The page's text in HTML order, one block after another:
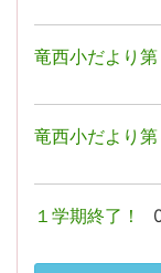
竜西小だより第
竜西小だより
１学期終了！